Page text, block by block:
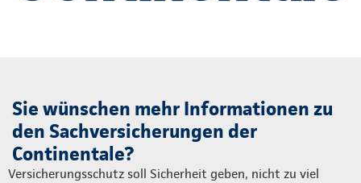
Sie wünschen mehr Informationen zu
den Sachversicherungen der
Continentale?
Versicherungsschutz soll Sicherheit geben, nicht zu viel